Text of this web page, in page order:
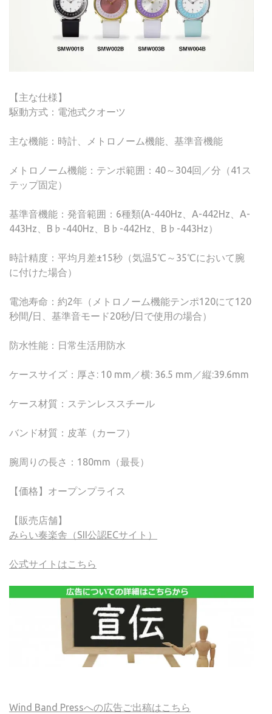
【主な仕様】
駆動方式：電池式クオーツ
主な機能：時計、メトロノーム機能、基準音機能
メトロノーム機能：テンポ範囲：40～304回／分（41ス
テップ固定）
基準音機能：発音範囲：6種類(A-440Hz、A-442Hz、A-
443Hz、B♭-440Hz、B♭-442Hz、B♭-443Hz）
時計精度：平均月差±15秒（気温5℃～35℃において腕
に付けた場合）
電池寿命：約2年（メトロノーム機能テンポ120にて120
秒間/日、基準音モード20秒/日で使用の場合）
防水性能：日常生活用防水
ケースサイズ：厚さ: 10 mm／横: 36.5 mm／縦:39.6mm
ケース材質：ステンレススチール
バンド材質：皮革（カーフ）
腕周りの長さ：180mm（最長）
【価格】オープンプライス
【販売店舗】
みらい奏楽舎（SII公認ECサイト）
公式サイトはこちら
Wind Band Pressへの広告ご出稿はこちら